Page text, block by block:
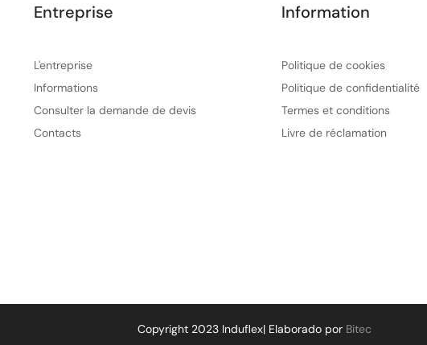
Entreprise
L'entreprise
Informations
Consulter la demande de devis
Contacts
Information
Politique de cookies
Politique de confidentialité
Termes et conditions
Livre de réclamation
Copyright 2023 Induflex| Elaborado por Bitec